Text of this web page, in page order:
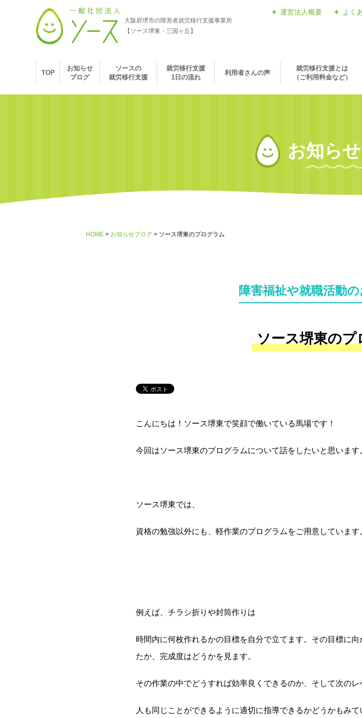
大阪府堺市の障害者就労移行支援事業所
【ソース堺東・三国ヶ丘】
運営法人概要 よく
TOP
お知らせ
ブログ
ソースの
就労移行支援
就労移行支援
1日の流れ
利用者さんの声
就労移行支援とは
（ご利用料金など）
お知ら
HOME お知らせブログ ソース堺東のプログラム
障害福祉や就職活動
ソース堺東のプ
こんにちは！ソース堺東で笑顔で働いている馬場です！
今回はソース堺東のプログラムについて話をしたいと思います
ソース堺東では、
資格の勉強以外にも、軽作業のプログラムをご用意しています
例えば、チラシ折りや封筒作りは
時間内に何枚作れるかの目標を自分で立てます。その目標に
たか、完成度はどうかを見ます。
その作業の中でどうすれば効率良くできるのか、そして次のレ
人も同じことができるように適切に指導できるかどうかもみて